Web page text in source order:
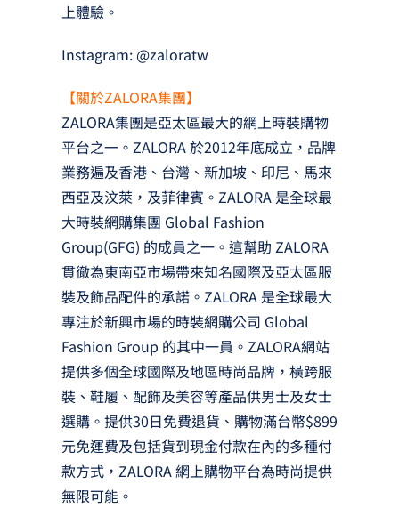
上體驗。
Instagram: @zaloratw
【關於ZALORA集團】
ZALORA集團是亞太區最大的網上時裝購物
平台之一。ZALORA 於2012年底成立，品牌
業務遍及香港、台灣、新加坡、印尼、馬來
西亞及汶萊，及菲律賓。ZALORA 是全球最
大時裝網購集團 Global Fashion
Group(GFG) 的成員之一。這幫助 ZALORA
貫徹為東南亞市場帶來知名國際及亞太區服
裝及飾品配件的承諾。ZALORA 是全球最大
專注於新興市場的時裝網購公司 Global
Fashion Group 的其中一員。ZALORA網站
提供多個全球國際及地區時尚品牌，橫跨服
裝、鞋履、配飾及美容等產品供男士及女士
選購。提供30日免費退貨、購物滿台幣$899
元免運費及包括貨到現金付款在內的多種付
款方式，ZALORA 網上購物平台為時尚提供
無限可能。